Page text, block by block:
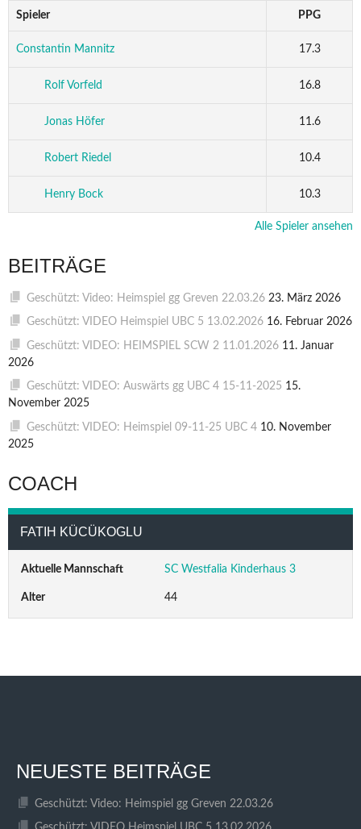
Spieler PPG
Constantin Mannitz 17.3
Rolf Vorfeld 16.8
Jonas Höfer 11.6
Robert Riedel 10.4
Henry Bock 10.3
Alle Spieler ansehen
BEITRÄGE
Geschützt: Video: Heimspiel gg Greven 22.03.26 23. März 2026
Geschützt: VIDEO Heimspiel UBC 5 13.02.2026 16. Februar 2026
Geschützt: VIDEO: HEIMSPIEL SCW 2 11.01.2026 11. Januar
2026
Geschützt: VIDEO: Auswärts gg UBC 4 15-11-2025 15.
November 2025
Geschützt: VIDEO: Heimspiel 09-11-25 UBC 4 10. November
2025
COACH
FATIH KÜCÜKOGLU
Aktuelle Mannschaft SC Westfalia Kinderhaus 3
Alter 44
NEUESTE BEITRÄGE
Geschützt: Video: Heimspiel gg Greven 22.03.26